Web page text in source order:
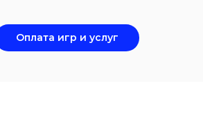
Оплата игр и услуг